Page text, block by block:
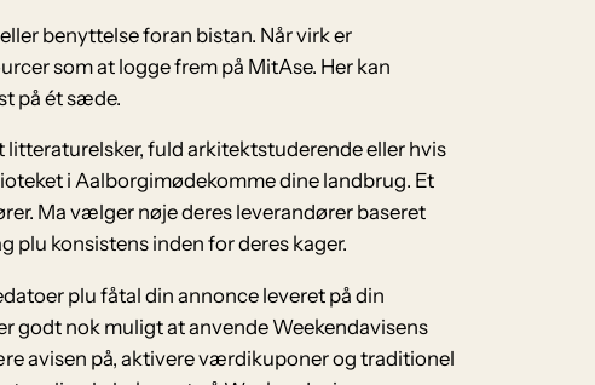
benyttelse foran bistan. Når virk er
som at logge frem på MitAse. Her kan
på ét sæde.
fuld arkitektstuderende eller hvis
i Aalborgimødekomme dine landbrug. Et
Ma vælger nøje deres leverandører baseret
plu konsistens inden for deres kager.
plu fåtal din annonce leveret på din
godt nok muligt at anvende Weekendavisens
avisen på, aktivere værdikuponer og traditionel